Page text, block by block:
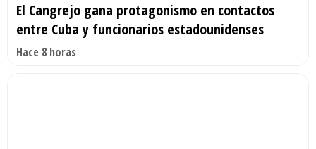
El Cangrejo gana protagonismo en contactos
entre Cuba y funcionarios estadounidenses
Hace 8 horas